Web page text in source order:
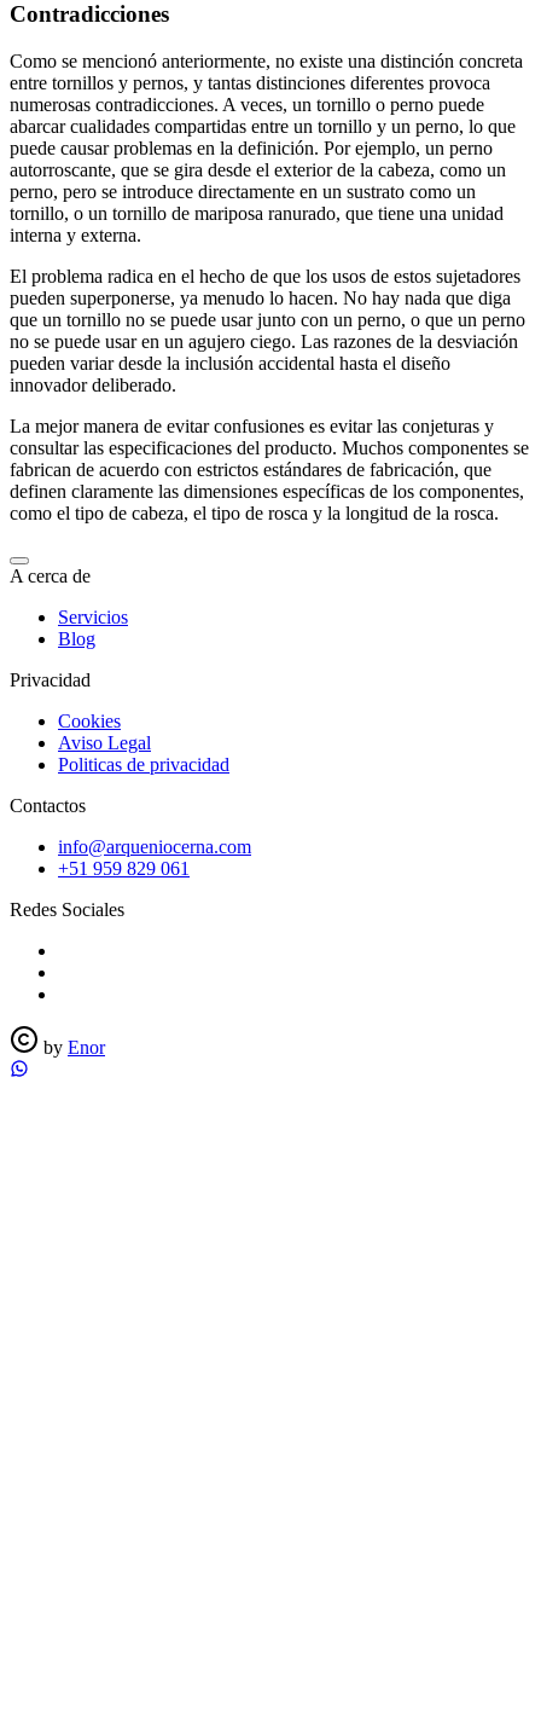
Contradicciones
Como se mencionó anteriormente, no existe una distinción concreta
entre tornillos y pernos, y tantas distinciones diferentes provoca
numerosas contradicciones. A veces, un tornillo o perno puede
abarcar cualidades compartidas entre un tornillo y un perno, lo que
puede causar problemas en la definición. Por ejemplo, un perno
autorroscante, que se gira desde el exterior de la cabeza, como un
perno, pero se introduce directamente en un sustrato como un
tornillo, o un tornillo de mariposa ranurado, que tiene una unidad
interna y externa.
El problema radica en el hecho de que los usos de estos sujetadores
pueden superponerse, ya menudo lo hacen. No hay nada que diga
que un tornillo no se puede usar junto con un perno, o que un perno
no se puede usar en un agujero ciego. Las razones de la desviación
pueden variar desde la inclusión accidental hasta el diseño
innovador deliberado.
La mejor manera de evitar confusiones es evitar las conjeturas y
consultar las especificaciones del producto. Muchos componentes se
fabrican de acuerdo con estrictos estándares de fabricación, que
definen claramente las dimensiones específicas de los componentes,
como el tipo de cabeza, el tipo de rosca y la longitud de la rosca.
A cerca de
Servicios
Blog
Privacidad
Cookies
Aviso Legal
Politicas de privacidad
Contactos
info@arqueniocerna.com
+51 959 829 061
Redes Sociales
by Enor